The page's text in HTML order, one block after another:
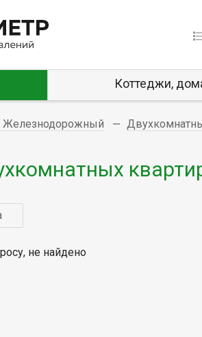
Коттеджи,
Железнодорожный
не найдено